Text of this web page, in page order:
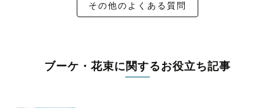
その他のよくある質問
ブーケ・花束に関するお役立ち記事